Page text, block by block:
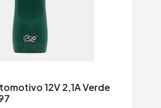
12V 2,1A Verde